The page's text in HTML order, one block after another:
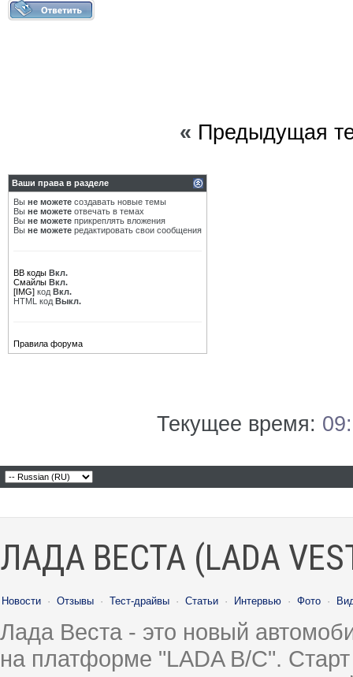
« Предыдущая
Ваши права в разделе
Вы не можете создавать новые темы
Вы не можете отвечать в темах
Вы не можете прикреплять вложения
Вы не можете редактировать свои сообщения
BB коды Вкл.
Смайлы Вкл.
[IMG] код Вкл.
HTML код Выкл.
Правила форума
Текущее время:
ЛАДА ВЕСТА (LADA
Новости · Отзывы · Тест-драйвы · Статьи · Интервью · Фото ·
Лада Веста - это новый
на платформе "LADA B/C".